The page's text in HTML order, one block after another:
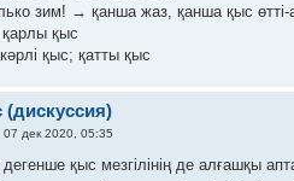
зим! → қанша жаз, қанша қыс өтті-
қыс
қыс; қатты қыс
(дискуссия)
07 дек 2020, 05:35
қыс мезгілінің де алғашқы